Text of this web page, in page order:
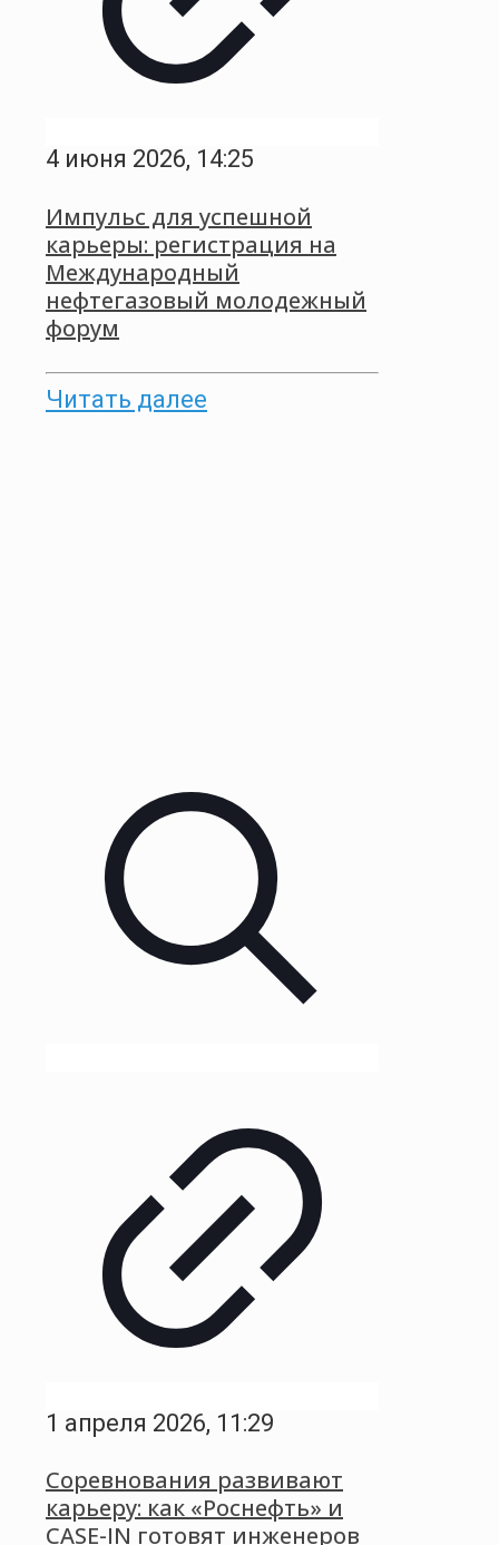
4 июня 2026, 14:25
Импульс для успешной
карьеры: регистрация на
Международный
нефтегазовый молодежный
форум
Читать далее
1 апреля 2026, 11:29
Соревнования развивают
карьеру: как «Роснефть» и
CASE-IN готовят инженеров